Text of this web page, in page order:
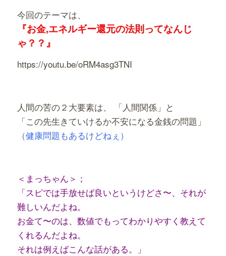
今回のテーマは、
『お金,エネルギー還元の法則ってなんじ
ゃ？？』
https://youtu.be/oRM4asg3TNI
人間の苦の２大要素は、 「人間関係」と
「この先生きていけるか不安になる金銭の問題」
（健康問題もあるけどねぇ）
＜まっちゃん＞；
「スピでは手放せば良いというけどさ〜、それが
難しいんだよね。
お金て〜のは、数値でもってわかりやすく教えて
くれるんだよね。
それは例えばこんな話がある。」